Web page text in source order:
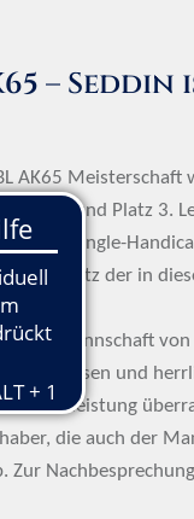
–
AK65 Meisterschaft
1 und Platz 3.
drei Single-
4. Platz der in
Mannschaft
und
die auch der